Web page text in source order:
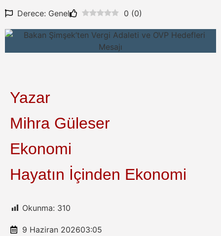
Derece: Genel 0 (0)
Yazar
Mihra Güleser
Ekonomi
Hayatın İçinden Ekonomi
Okunma: 310
9 Haziran 202603:05